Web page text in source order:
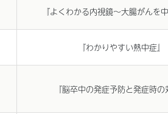
『よくわかる内視鏡～大腸がんを中
『わかりやすい熱中症』
『脳卒中の発症予防と発症時の